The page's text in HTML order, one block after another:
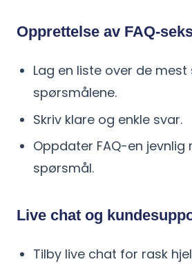
Opprettelse av FAQ-
Lag en liste over de mest
spørsmålene.
Skriv klare og enkle svar.
Oppdater FAQ-en jevnlig
spørsmål.
Live chat og
Tilby live chat for rask